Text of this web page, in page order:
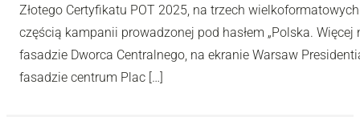
Złotego Certyfikatu POT 2025, na trzech
częścią kampanii prowadzonej pod hasłem „Polska.
fasadzie Dworca Centralnego, na ekranie Warsaw
fasadzie centrum Plac […]